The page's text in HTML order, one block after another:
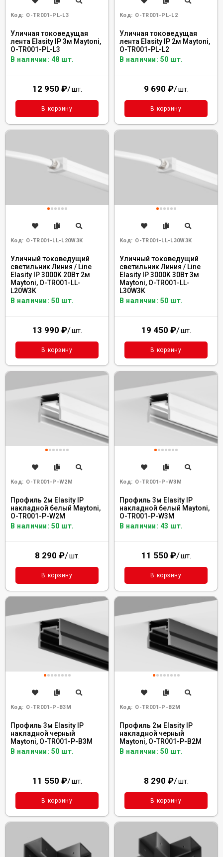
Код: O-TR001-PL-L3
Уличная токоведущая
лента Elasity IP 3м Maytoni,
O-TR001-PL-L3
В наличии: 48 шт.
12 950 ₽/шт.
В корзину
Код: O-TR001-PL-L2
Уличная токоведущая
лента Elasity IP 2м Maytoni,
O-TR001-PL-L2
В наличии: 50 шт.
9 690 ₽/шт.
В корзину
Код: O-TR001-LL-L20W3K
Уличный токоведущий
светильник Линия / Line
Elasity IP 3000K 20Вт 2м
Maytoni, O-TR001-LL-
L20W3K
В наличии: 50 шт.
13 990 ₽/шт.
В корзину
Код: O-TR001-LL-L30W3K
Уличный токоведущий
светильник Линия / Line
Elasity IP 3000K 30Вт 3м
Maytoni, O-TR001-LL-
L30W3K
В наличии: 50 шт.
19 450 ₽/шт.
В корзину
Код: O-TR001-P-W2M
Профиль 2м Elasity IP
накладной белый Maytoni,
O-TR001-P-W2M
В наличии: 50 шт.
8 290 ₽/шт.
В корзину
Код: O-TR001-P-W3M
Профиль 3м Elasity IP
накладной белый Maytoni,
O-TR001-P-W3M
В наличии: 43 шт.
11 550 ₽/шт.
В корзину
Код: O-TR001-P-B3M
Профиль 3м Elasity IP
накладной черный
Maytoni, O-TR001-P-B3M
В наличии: 50 шт.
11 550 ₽/шт.
В корзину
Код: O-TR001-P-B2M
Профиль 2м Elasity IP
накладной черный
Maytoni, O-TR001-P-B2M
В наличии: 50 шт.
8 290 ₽/шт.
В корзину